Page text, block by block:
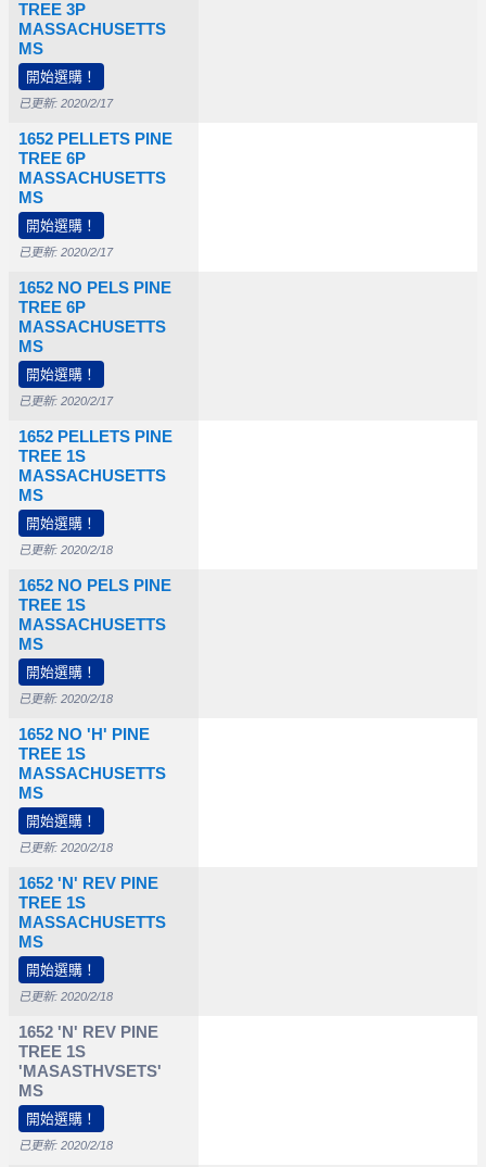
TREE 3P
MASSACHUSETTS
MS
開始選購！
已更新: 2020/2/17
1652 PELLETS PINE
TREE 6P
MASSACHUSETTS
MS
開始選購！
已更新: 2020/2/17
1652 NO PELS PINE
TREE 6P
MASSACHUSETTS
MS
開始選購！
已更新: 2020/2/17
1652 PELLETS PINE
TREE 1S
MASSACHUSETTS
MS
開始選購！
已更新: 2020/2/18
1652 NO PELS PINE
TREE 1S
MASSACHUSETTS
MS
開始選購！
已更新: 2020/2/18
1652 NO 'H' PINE
TREE 1S
MASSACHUSETTS
MS
開始選購！
已更新: 2020/2/18
1652 'N' REV PINE
TREE 1S
MASSACHUSETTS
MS
開始選購！
已更新: 2020/2/18
1652 'N' REV PINE
TREE 1S
'MASASTHVSETS'
MS
開始選購！
已更新: 2020/2/18
$40,000
$45,000
$30,000
$50,000
$70,000
$30,000